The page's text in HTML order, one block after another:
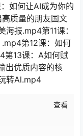
如何让AI成为你的
质量的朋友国文
报.mp4第11课：
第12课：如何
第13课：A如何赋
出优质内容的核
转Al.mp4
查看